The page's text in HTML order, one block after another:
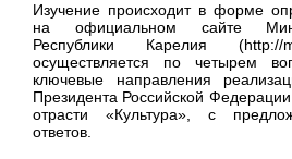
Изучение происходит в форме
на официальном сайте
Республики Карелия (http://
осуществляется по четырем
ключевые направления
Президента Российской
отрасти «Культура», с
ответов.